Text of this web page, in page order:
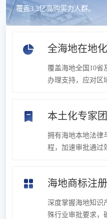
覆盖3.3亿高购买力人群。
全海地在地
覆盖海地全国10省
办理支持，应对区
本土化专家
拥有海地本地法律
程，加速审批通过
海地商标注
深度掌握海地知识
殊行业审批要求，